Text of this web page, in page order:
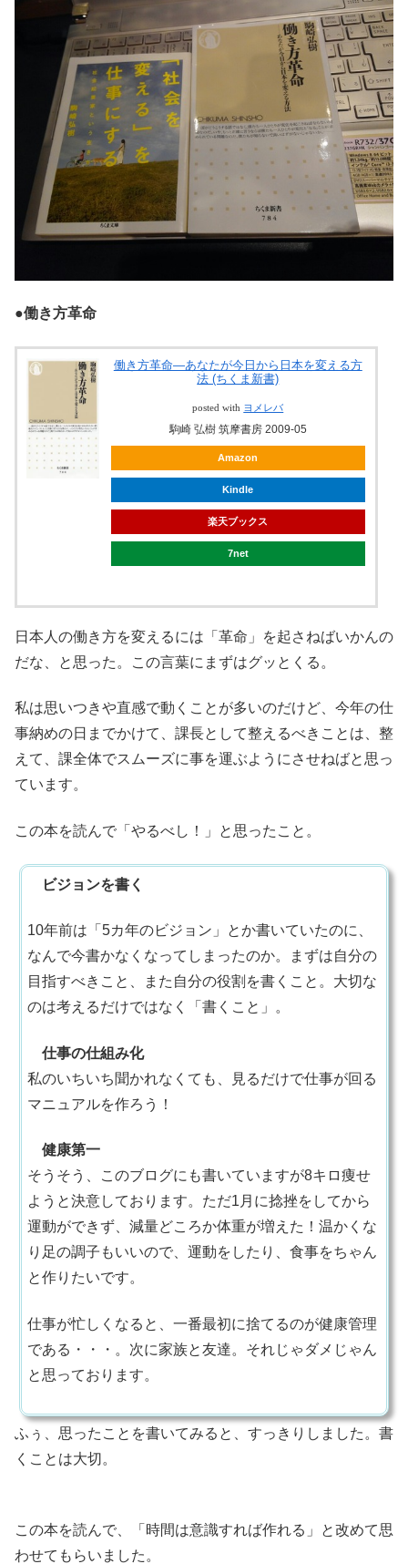
●働き方革命
働き方革命―あなたが今日から日本を変える方
法 (ちくま新書)
posted with ヨメレバ
駒崎 弘樹 筑摩書房 2009-05
Amazon
Kindle
楽天ブックス
7net
日本人の働き方を変えるには「革命」を起さねばいかんの
だな、と思った。この言葉にまずはグッとくる。
私は思いつきや直感で動くことが多いのだけど、今年の仕
事納めの日までかけて、課長として整えるべきことは、整
えて、課全体でスムーズに事を運ぶようにさせねばと思っ
ています。
この本を読んで「やるべし！」と思ったこと。
ビジョンを書く
10年前は「5カ年のビジョン」とか書いていたのに、
なんで今書かなくなってしまったのか。まずは自分の
目指すべきこと、また自分の役割を書くこと。大切な
のは考えるだけではなく「書くこと」。
仕事の仕組み化
私のいちいち聞かれなくても、見るだけで仕事が回る
マニュアルを作ろう！
健康第一
そうそう、このブログにも書いていますが8キロ痩せ
ようと決意しております。ただ1月に捻挫をしてから
運動ができず、減量どころか体重が増えた！温かくな
り足の調子もいいので、運動をしたり、食事をちゃん
と作りたいです。
仕事が忙しくなると、一番最初に捨てるのが健康管理
である・・・。次に家族と友達。それじゃダメじゃん
と思っております。
ふぅ、思ったことを書いてみると、すっきりしました。書
くことは大切。
この本を読んで、「時間は意識すれば作れる」と改めて思
わせてもらいました。